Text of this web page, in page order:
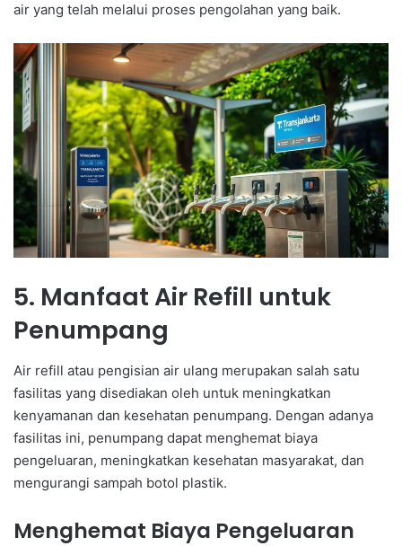
air yang telah melalui proses pengolahan yang baik.
5. Manfaat Air Refill untuk
Penumpang
Air refill atau pengisian air ulang merupakan salah satu
fasilitas yang disediakan oleh untuk meningkatkan
kenyamanan dan kesehatan penumpang. Dengan adanya
fasilitas ini, penumpang dapat menghemat biaya
pengeluaran, meningkatkan kesehatan masyarakat, dan
mengurangi sampah botol plastik.
Menghemat Biaya Pengeluaran